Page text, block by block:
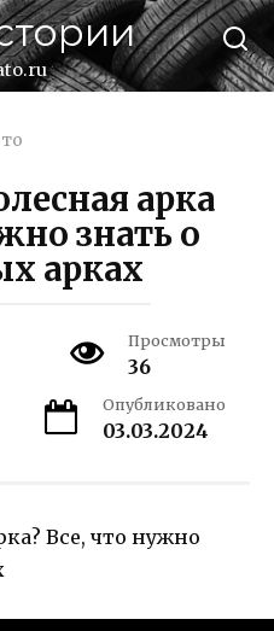
арка
знать о
арках
Просмотры
36
Опубликовано
03.03.2024